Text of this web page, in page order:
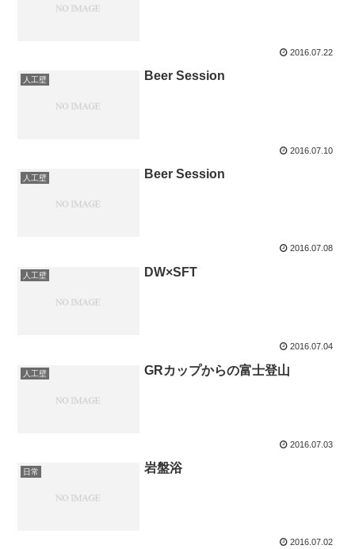
2016.07.22
人工壁 Beer Session
2016.07.10
人工壁 Beer Session
2016.07.08
人工壁 DW×SFT
2016.07.04
人工壁 GRカップからの富士登山
2016.07.03
日常 岩盤浴
2016.07.02